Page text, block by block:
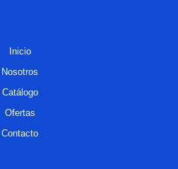
Inicio
Nosotros
Catálogo
Ofertas
Contacto